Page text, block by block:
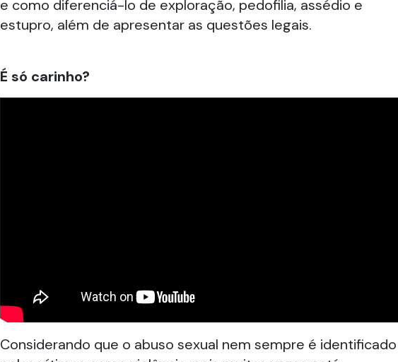
e como diferenciá-lo de exploração, pedofilia, assédio e
estupro, além de apresentar as questões legais.
É só carinho?
Considerando que o abuso sexual nem sempre é identificado